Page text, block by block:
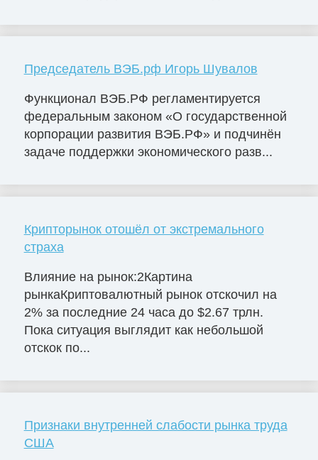
Председатель ВЭБ.рф Игорь Шувалов
Функционал ВЭБ.РФ регламентируется
федеральным законом «О государственной
корпорации развития ВЭБ.РФ» и подчинён
задаче поддержки экономического разв...
Крипторынок отошёл от экстремального
страха
Влияние на рынок:2Картина
рынкаКриптовалютный рынок отскочил на
2% за последние 24 часа до $2.67 трлн.
Пока ситуация выглядит как небольшой
отскок по...
Признаки внутренней слабости рынка труда
США